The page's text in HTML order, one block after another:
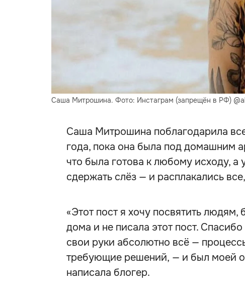
Саша Митрошина. Фото: Инстаграм (запрещён в РФ)
Саша Митрошина поблагодарила
года, пока она была под домашним
что была готова к любому исходу, а
сдержать слёз — и расплакались
«Этот пост я хочу посвятить
дома и не писала этот пост.
свои руки абсолютно всё —
требующие решений, — и был моей
написала блогер.